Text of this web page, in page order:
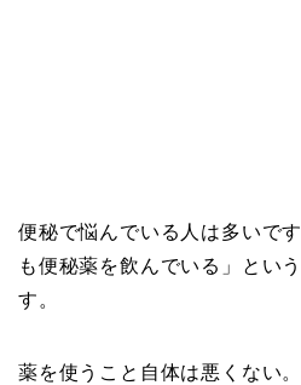
便秘で悩んでいる人は多いで
も便秘薬を飲んでいる」とい
す。
薬を使うこと自体は悪くない。